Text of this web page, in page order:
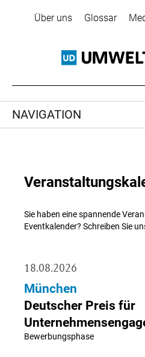
Über uns Glossar
NAVIGATION
Sie haben eine spannende
Eventkalender? Schreiben Sie
18.08.2026
München
Deutscher Preis für
Bewerbungsphase